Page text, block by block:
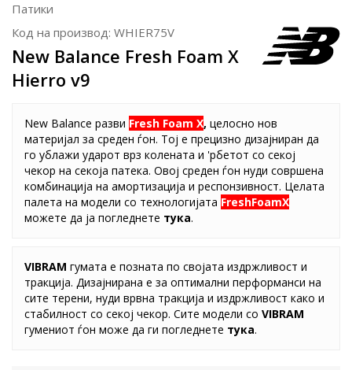
Патики
Код на производ: WHIER75V
New Balance Fresh Foam X
Hierro v9
New Balance разви Fresh Foam X, целосно нов
материјал за среден ѓон. Тој е прецизно дизајниран да
го ублажи ударот врз колената и 'рбетот со секој
чекор на секоја патека. Овој среден ѓон нуди совршена
комбинација на амортизација и респонзивност. Целата
палета на модели со технологијата FreshFoamX
можете да ја погледнете тука.
VIBRAM гумата е позната по својата издржливост и
тракција. Дизајнирана е за оптимални перформанси на
сите терени, нуди врвна тракција и издржливост како и
стабилност со секој чекор. Сите модели со VIBRAM
гумениот ѓон може да ги погледнете тука.